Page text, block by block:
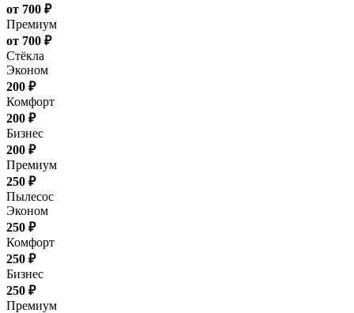
от 700 ₽
Премиум
от 700 ₽
Стёкла
Эконом
200 ₽
Комфорт
200 ₽
Бизнес
200 ₽
Премиум
250 ₽
Пылесос
Эконом
250 ₽
Комфорт
250 ₽
Бизнес
250 ₽
Премиум